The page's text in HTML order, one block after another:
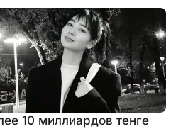
10 миллиардов тенге